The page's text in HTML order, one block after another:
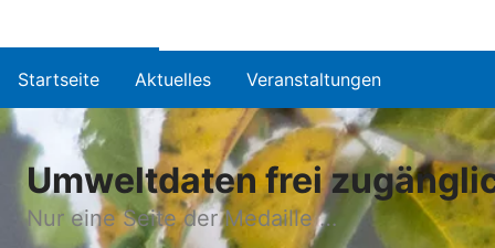
Startseite Aktuelles Veranstaltungen
Umweltdaten frei
Nur eine Seite der Medaille …